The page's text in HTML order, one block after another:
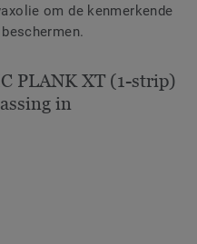
om de kenmerkende
PLANK XT (1-strip)
in